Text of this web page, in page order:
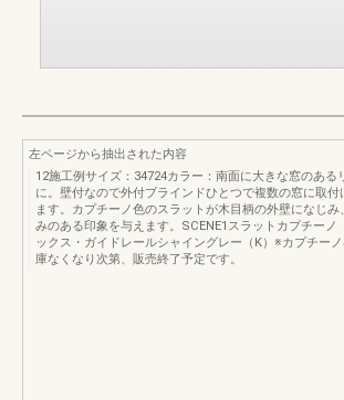
左ページから抽出された内容
12施工例サイズ：34724カラー：南面に大きな窓のある
に。壁付なので外付ブラインドひとつで複数の窓に取付
ます。カプチーノ色のスラットが木目柄の外壁になじみ
みのある印象を与えます。SCENE1スラットカプチーノ
ックス・ガイドレールシャイングレー（K）※カプチー
庫なくなり次第、販売終了予定です。